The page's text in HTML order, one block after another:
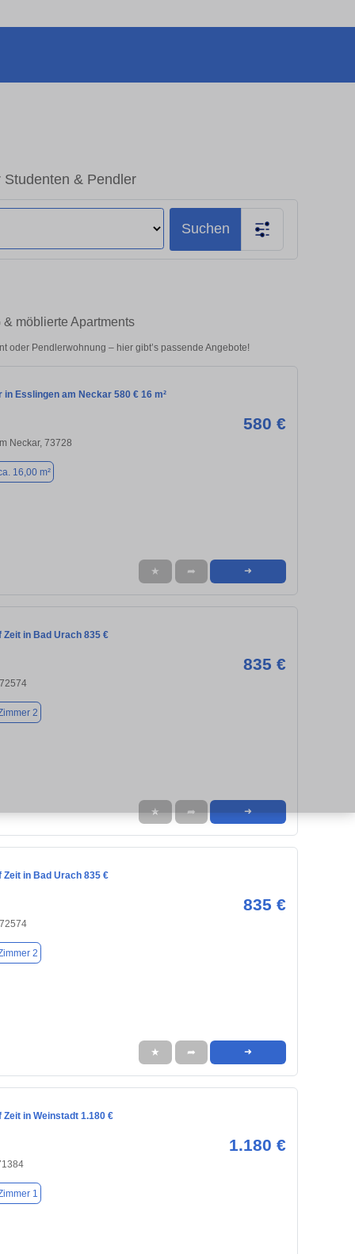
& Pendler
Suchen
möblierte Apartments
oder Pendlerwohnung – hier gibt’s passende Angebote!
in Esslingen am Neckar 580 € 16 m²
580 €
Neckar, 73728
16,00 m²
★ ➦ ➜
Zeit in Bad Urach 835 €
835 €
2
★ ➦ ➜
Zeit in Bad Urach 835 €
835 €
2
★ ➦ ➜
Zeit in Weinstadt 1.180 €
1.180 €
1